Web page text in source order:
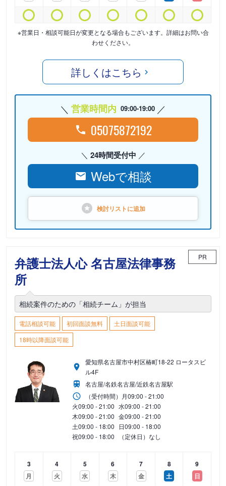
※営業日・相談可能日が変更となる場合もございます。詳細はお問い合
わせください。
詳しくはこちら
営業時間内 09:00-19:00
05075872192
24時間受付中
Webで相談
検討リストに追加
弁護士法人心 名古屋法律事務
所
PR
相続案件のための「相続チーム」が担当
電話相談可能 初回面談無料
土日面談可能
18時以降面談可能
愛知県名古屋市中村区椿町18-22 ロータスビ
ル4F
名古屋/名鉄名古屋/近鉄名古屋駅
（受付時間） 月09:00 - 21:00
火09:00 - 21:00 水09:00 - 21:00
木09:00 - 21:00 金09:00 - 21:00
土09:00 - 18:00 日09:00 - 18:00
祝09:00 - 18:00 （定休日）なし
3
月
4
火
5
水
6
木
7
金
8
土
9
日